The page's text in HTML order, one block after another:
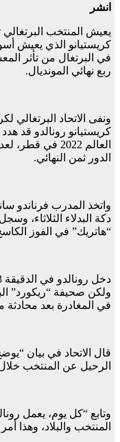
انشر
يعيش المنتخب
كريستيانو الذي يعيش
في البرتغال من تأثر
ربع نهائي المونديال.
ونفى الاتحاد البرتغالي
كريستيانو رونالدو قد
العالم 2022
الدور ثمن النهائي.
واتخذ المدرب فرناندو
دكة البدلاء الثلاثاء،
“هاتريك” في الفوز الكاسح 6-1 على
ولكن صحيفة “ريكورد”
في المغادرة بعد
قال الاتحاد في بيان
الرحيل عن المنتخب
وتابع “كل يوم، يعمل
المنتخب والبلاد، وهذا